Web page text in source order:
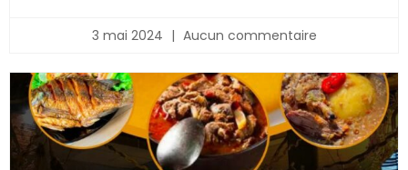
3 mai 2024 Aucun commentaire